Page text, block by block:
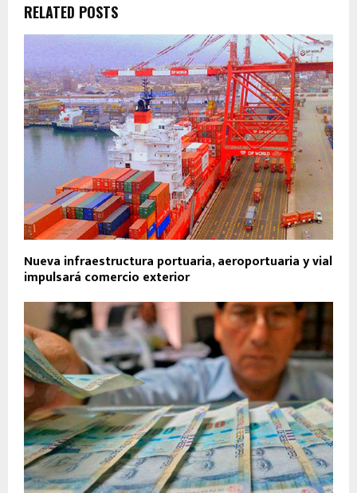
RELATED POSTS
Nueva infraestructura portuaria, aeroportuaria y vial
impulsará comercio exterior